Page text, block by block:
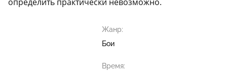
Жанр:
Бои
Время: